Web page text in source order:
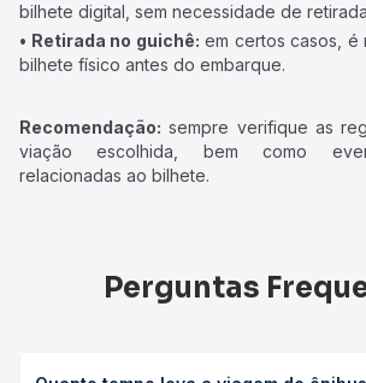
bilhete digital, sem necessidade de
• Retirada no guichê: em certos casos, é
bilhete físico antes do embarque.
Recomendação: sempre verifique as
viação escolhida, bem como
relacionadas ao bilhete.
Perguntas